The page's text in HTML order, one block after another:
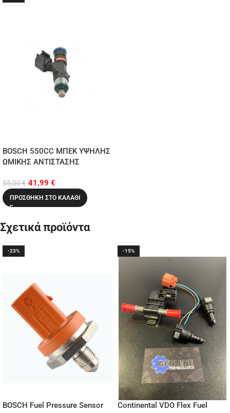
BOSCH 550CC ΜΠΕΚ ΥΨΗΛΗΣ
ΩΜΙΚΗΣ ΑΝΤΙΣΤΑΣΗΣ
55,00€ 41,99 €
ΠΡΟΣΘΉΚΗ ΣΤΟ ΚΑΛΆΘΙ
Σχετικά προϊόντα
-23%
BOSCH Fuel Pressure Sensor
-15%
Continental VDO Flex Fuel